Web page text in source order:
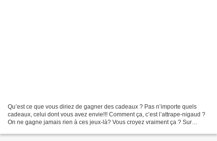
Qu’est ce que vous diriez de gagner des cadeaux ? Pas n’importe quels
cadeaux, celui dont vous avez envie!!! Comment ça, c’est l’attrape-nigaud ?
On ne gagne jamais rien à ces jeux-là? Vous croyez vraiment ça ? Sur